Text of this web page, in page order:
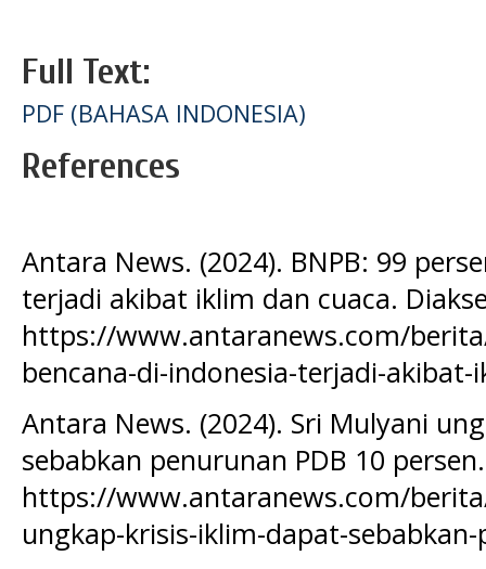
Full Text:
PDF (BAHASA INDONESIA)
References
Antara News. (2024). BNPB: 99
terjadi akibat iklim dan cuaca.
https://www.antaranews.com/
bencana-di-indonesia-terjadi-akibat-
Antara News. (2024). Sri Mulyani
sebabkan penurunan PDB 10
https://www.antaranews.com/
ungkap-krisis-iklim-dapat-